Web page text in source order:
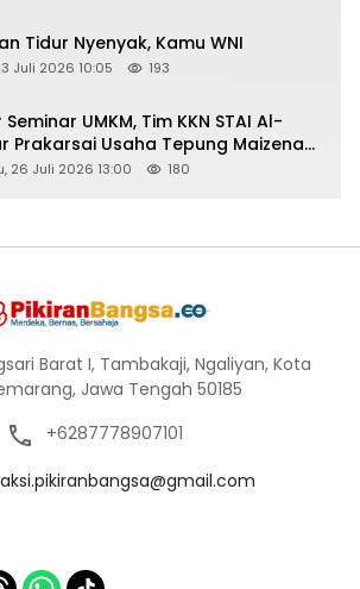
Tidur Nyenyak, Kamu WNI
Juli 2026 10:05 193
UMKM, Tim KKN STAI Al-
Prakarsai Usaha Tepung Maizena
26 Juli 2026 13:00 180
Barat I, Tambakaji, Ngaliyan, Kota
Jawa Tengah 50185
+6287778907101